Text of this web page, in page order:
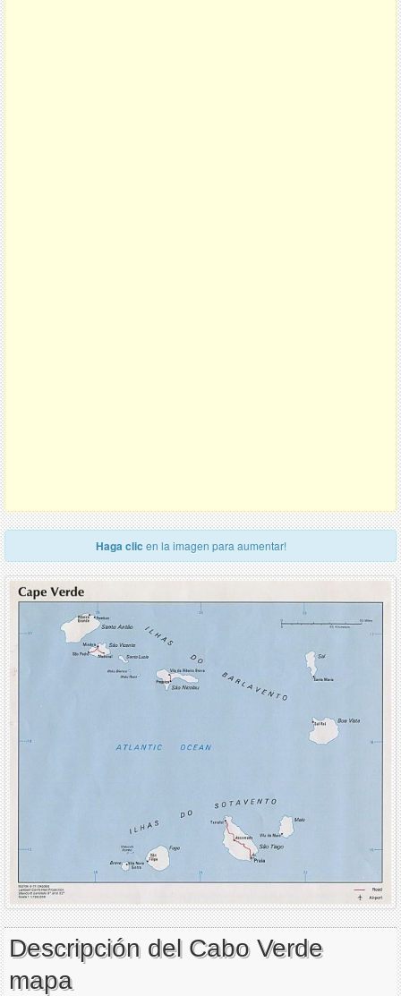
Haga clic en la imagen para aumentar!
Descripción del Cabo Verde
mapa